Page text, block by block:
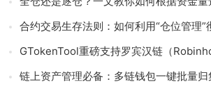
合约交易生存法则：如何利用“仓位管理”彻底告
GTokenTool重磅支持罗宾汉链（Robinhood），一键发币教
链上资产管理必备：多链钱包一键批量归集工具与